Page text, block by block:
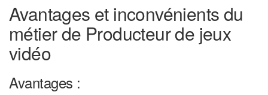
Avantages et inconvénients du
métier de Producteur de jeux
vidéo
Avantages :